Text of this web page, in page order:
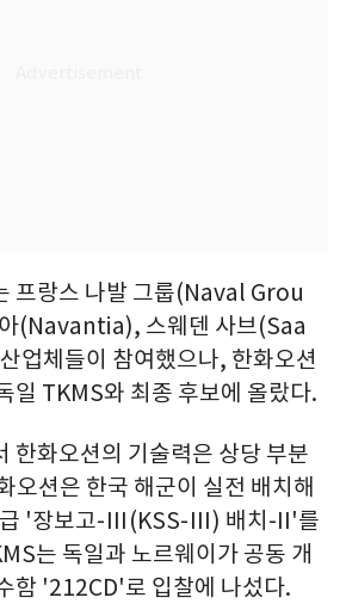
프랑스 나발 그룹(Naval Grou
(Navantia), 스웨덴 사브(Saa
업체들이 참여했으나, 한화오션
일 TKMS와 최종 후보에 올랐다.
한화오션의 기술력은 상당 부분
오션은 한국 해군이 실전 배치해
급 '장보고-Ⅲ(KSS-Ⅲ) 배치-II'를
는 독일과 노르웨이가 공동 개
함 '212CD'로 입찰에 나섰다.